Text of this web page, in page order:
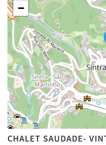
−
CHALET SAUDADE-